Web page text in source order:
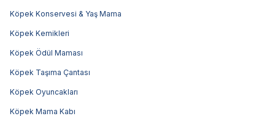
Köpek Konservesi & Yaş Mama
Köpek Kemikleri
Köpek Ödül Maması
Köpek Taşıma Çantası
Köpek Oyuncakları
Köpek Mama Kabı